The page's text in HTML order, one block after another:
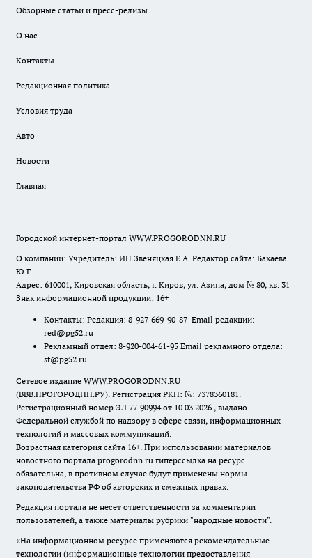
Обзорные статьи и пресс-релизы
О нас
Контакты
Редакционная политика
Условия труда
Авто
Новости
Главная
Городской интернет-портал WWW.PROGORODNN.RU
О компании: Учредитель: ИП Звеняцкая Е.А. Редактор сайта: Бакаева
Ю.Г.
Адрес: 610001, Кировская область, г. Киров, ул. Азина, дом № 80, кв. 31
Знак информационной продукции: 16+
Контакты: Редакция: 8-927-669-90-87 Email редакции:
red@pg52.ru
Рекламный отдел: 8-920-004-61-95 Email рекламного отдела:
st@pg52.ru
Сетевое издание WWW.PROGORODNN.RU
(ВВВ.ПРОГОРОДНН.РУ). Регистрация РКН: №: 7378360181.
Регистрационный номер ЭЛ 77-90994 от 10.03.2026., выдано
Федеральной службой по надзору в сфере связи, информационных
технологий и массовых коммуникаций.
Возрастная категория сайта 16+. При использовании материалов
новостного портала progorodnn.ru гиперссылка на ресурс
обязательна, в противном случае будут применены нормы
законодательства РФ об авторских и смежных правах.
Редакция портала не несет ответственности за комментарии
пользователей, а также материалы рубрики "народные новости".
«На информационном ресурсе применяются рекомендательные
технологии (информационные технологии предоставления